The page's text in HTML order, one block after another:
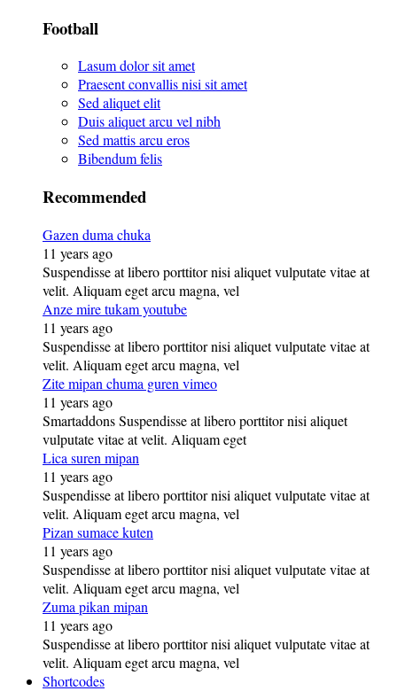
Football
Lasum dolor sit amet
Praesent convallis nisi sit amet
Sed aliquet elit
Duis aliquet arcu vel nibh
Sed mattis arcu eros
Bibendum felis
Recommended
Gazen duma chuka
11 years ago
Suspendisse at libero porttitor nisi aliquet vulputate vitae at
velit. Aliquam eget arcu magna, vel
Anze mire tukam youtube
11 years ago
Suspendisse at libero porttitor nisi aliquet vulputate vitae at
velit. Aliquam eget arcu magna, vel
Zite mipan chuma guren vimeo
11 years ago
Smartaddons Suspendisse at libero porttitor nisi aliquet
vulputate vitae at velit. Aliquam eget
Lica suren mipan
11 years ago
Suspendisse at libero porttitor nisi aliquet vulputate vitae at
velit. Aliquam eget arcu magna, vel
Pizan sumace kuten
11 years ago
Suspendisse at libero porttitor nisi aliquet vulputate vitae at
velit. Aliquam eget arcu magna, vel
Zuma pikan mipan
11 years ago
Suspendisse at libero porttitor nisi aliquet vulputate vitae at
velit. Aliquam eget arcu magna, vel
Shortcodes